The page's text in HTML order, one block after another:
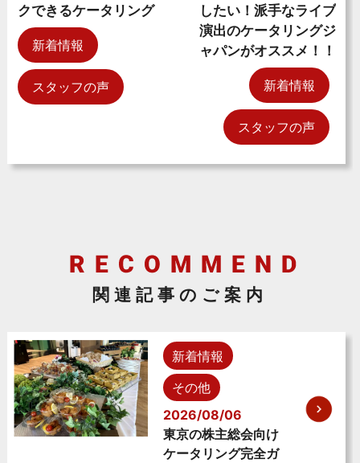
クできるケータリング
新着情報
スタッフの声
したい！派手なライブ
演出のケータリングジ
ャパンがオススメ！！
新着情報
スタッフの声
関連記事のご案内
新着情報
その他
2026/08/06
東京の株主総会向け
ケータリング完全ガ